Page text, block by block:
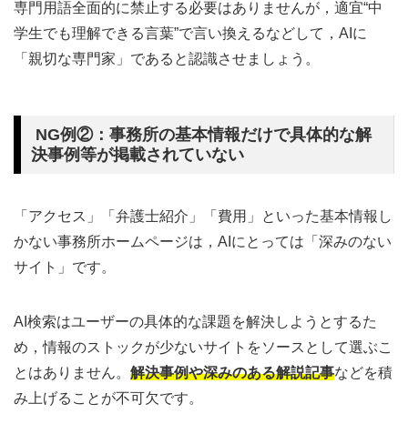
専門用語全面的に禁止する必要はありませんが，適宜“中
学生でも理解できる言葉”で言い換えるなどして，AIに
「親切な専門家」であると認識させましょう。
NG例②：事務所の基本情報だけで具体的な解
決事例等が掲載されていない
「アクセス」「弁護士紹介」「費用」といった基本情報し
かない事務所ホームページは，AIにとっては「深みのない
サイト」です。
AI検索はユーザーの具体的な課題を解決しようとするた
め，情報のストックが少ないサイトをソースとして選ぶこ
とはありません。 解決事例や深みのある解説記事などを積
み上げることが不可欠です。